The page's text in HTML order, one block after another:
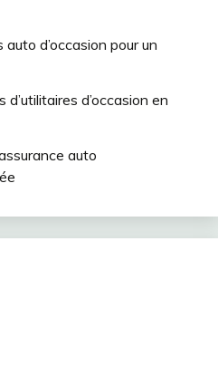
d’occasion pour un
d’utilitaires d’occasion en
auto